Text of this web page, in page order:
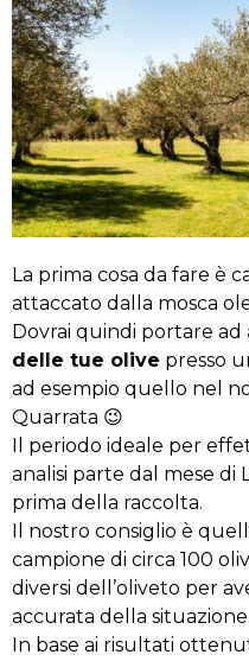
La prima cosa da fare è
attaccato dalla mosca
Dovrai quindi portare ad
delle tue olive presso
ad esempio quello nel
Quarrata 😉
Il periodo ideale per
analisi parte dal mese di
prima della raccolta.
Il nostro consiglio è
campione di circa 100
diversi dell’oliveto per
accurata della situazione.
In base ai risultati